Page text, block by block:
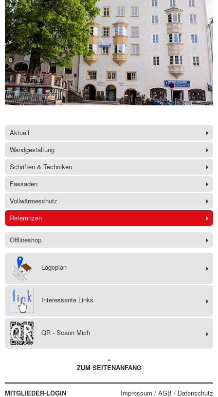
Aktuell
Wandgestaltung
Schriften & Techniken
Fassaden
Vollwärmeschutz
Referenzen
Offlineshop
Lageplan
Interessante Links
QR - Scann Mich
ZUM SEITENANFANG
MITGLIEDER-LOGIN Impressum / AGB / Datenschutz